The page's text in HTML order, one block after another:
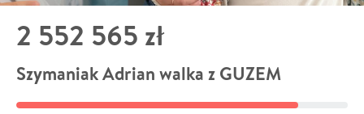
2 552 565 zł
Szymaniak Adrian walka z GUZEM